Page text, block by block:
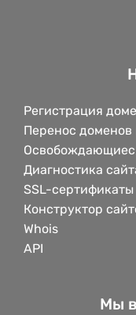
Регистрация
Перенос доменов
Диагностика
SSL-сертификаты
Конструктор
Whois
API
Мы